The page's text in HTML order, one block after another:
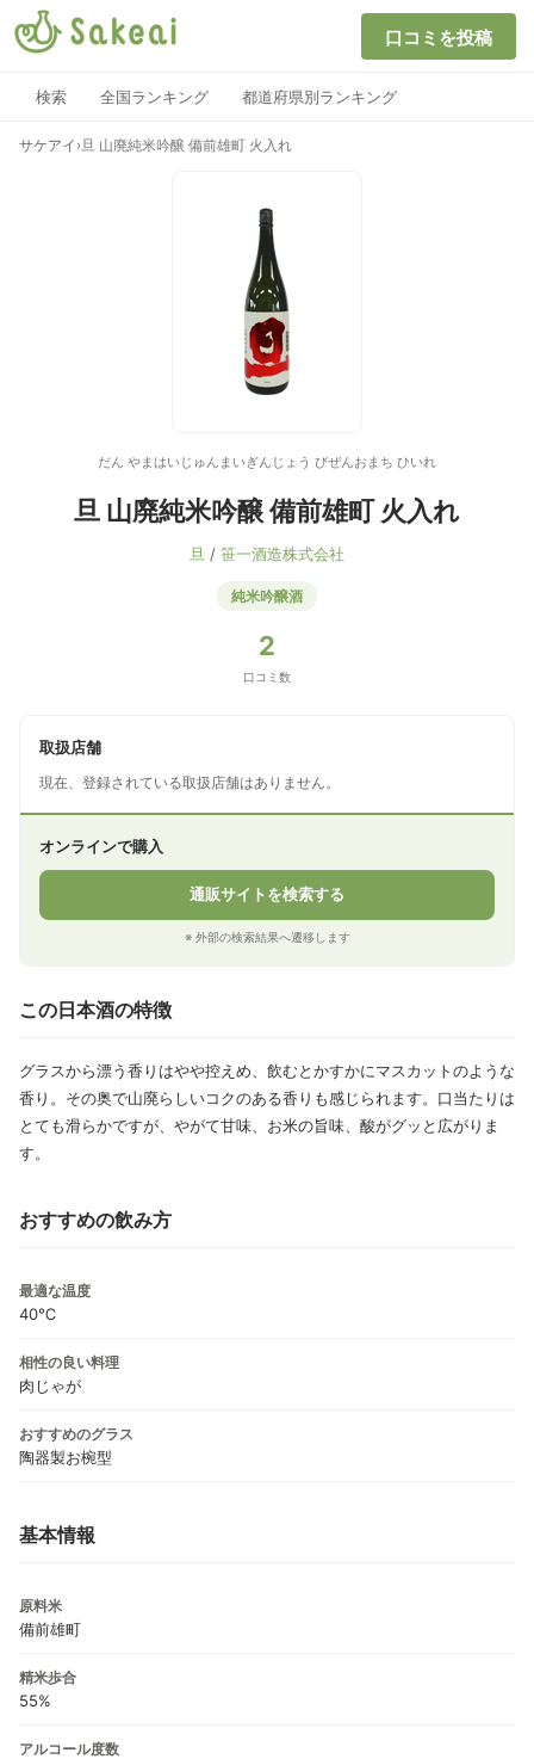
口コミを投稿
検索 全国ランキング 都道府県別ランキング
サケアイ ›旦 山廃純米吟醸 備前雄町 火入れ
だん やまはいじゅんまいぎんじょう びぜんおまち ひいれ
旦 山廃純米吟醸 備前雄町 火入れ
旦 / 笹一酒造株式会社
純米吟醸酒
2
口コミ数
取扱店舗
現在、登録されている取扱店舗はありません。
オンラインで購入
通販サイトを検索する
※ 外部の検索結果へ遷移します
この日本酒の特徴
グラスから漂う香りはやや控えめ、飲むとかすかにマスカットのような
香り。その奥で山廃らしいコクのある香りも感じられます。口当たりは
とても滑らかですが、やがて甘味、お米の旨味、酸がグッと広がりま
す。
おすすめの飲み方
最適な温度
40℃
相性の良い料理
肉じゃが
おすすめのグラス
陶器製お椀型
基本情報
原料米
備前雄町
精米歩合
55%
アルコール度数